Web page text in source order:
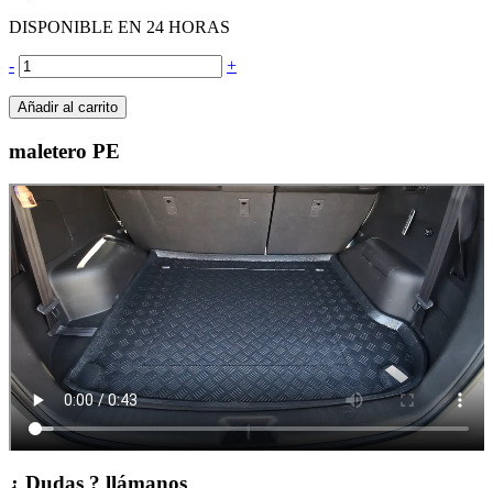
DISPONIBLE EN 24 HORAS
- +
Añadir al carrito
maletero PE
¿ Dudas ? llámanos